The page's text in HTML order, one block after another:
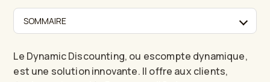
SOMMAIRE
Le Dynamic Discounting, ou escompte dynamique,
est une solution innovante. Il offre aux clients,